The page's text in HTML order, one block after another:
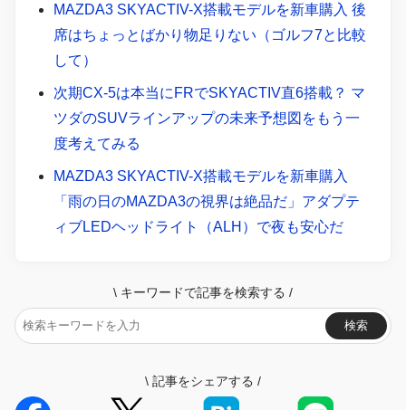
MAZDA3 SKYACTIV-X搭載モデルを新車購入 後
席はちょっとばかり物足りない（ゴルフ7と比較
して）
次期CX-5は本当にFRでSKYACTIV直6搭載？ マ
ツダのSUVラインアップの未来予想図をもう一
度考えてみる
MAZDA3 SKYACTIV-X搭載モデルを新車購入
「雨の日のMAZDA3の視界は絶品だ」アダプテ
ィブLEDヘッドライト（ALH）で夜も安心だ
\ キーワードで記事を検索する /
検索
\ 記事をシェアする /